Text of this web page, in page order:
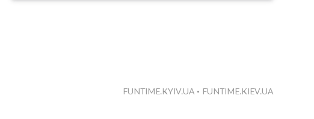
FUNTIME.KYIV.UA • FUNTIME.KIEV.UA